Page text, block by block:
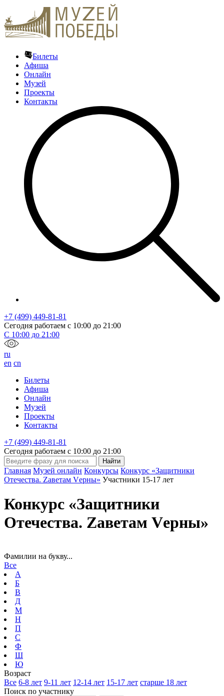
Билеты
Афиша
Онлайн
Музей
Проекты
Контакты
+7 (499) 449-81-81
Сегодня работаем с 10:00 до 21:00
С 10:00 до 21:00
ru
en cn
Билеты
Афиша
Онлайн
Музей
Проекты
Контакты
+7 (499) 449-81-81
Сегодня работаем с 10:00 до 21:00
Главная Музей онлайн Конкурсы Конкурс «Защитники
Отечества. Zаветам Vерны» Участники 15-17 лет
Конкурс «Защитники
Отечества. Zаветам Vерны»
Фамилии на букву...
Все
А
Б
В
Д
М
Н
П
С
Ф
Ш
Ю
Возраст
Все 6-8 лет 9-11 лет 12-14 лет 15-17 лет старше 18 лет
Поиск по участнику